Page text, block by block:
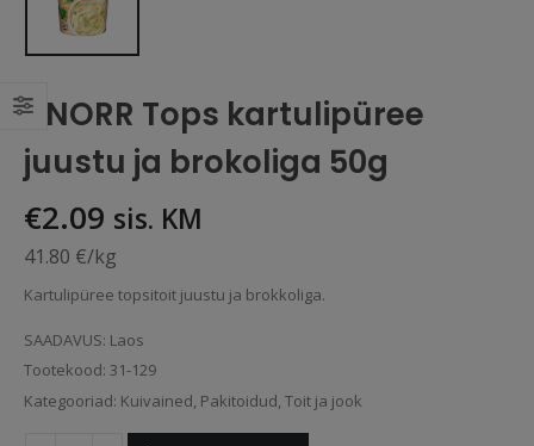
KNORR Tops kartulipüree
juustu ja brokoliga 50g
€2.09 sis. KM
41.80 €/kg
Kartulipüree topsitoit juustu ja brokkoliga.
SAADAVUS: Laos
Tootekood: 31-129
Kategooriad: Kuivained, Pakitoidud, Toit ja jook